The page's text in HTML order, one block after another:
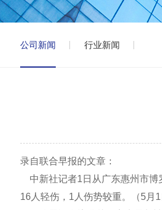
公司新闻 行业新闻
录自联合早报的文章：
中新社记者1日从广东惠州市博
16人轻伤，1人伤势较重。（5月1